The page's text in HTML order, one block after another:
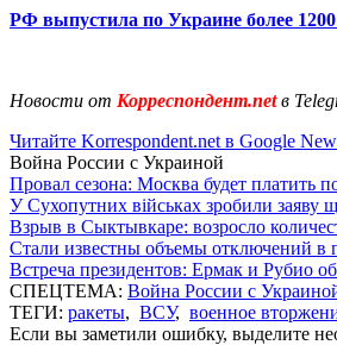
РФ выпустила по Украине более
Новости от Корреспондент.netв
Читайте Korrespondent.net в Google
Война России с Украиной
Провал сезона: Москва будет платить
У Сухопутних військах зробили заяву
Взрыв в Сыктывкаре: возросло
Стали известны объемы отключений в
Встреча президентов: Ермак и Рубио
СПЕЦТЕМА: Война России с
ТЕГИ: ракеты, ВСУ, военное
Если вы заметили ошибку, выделите